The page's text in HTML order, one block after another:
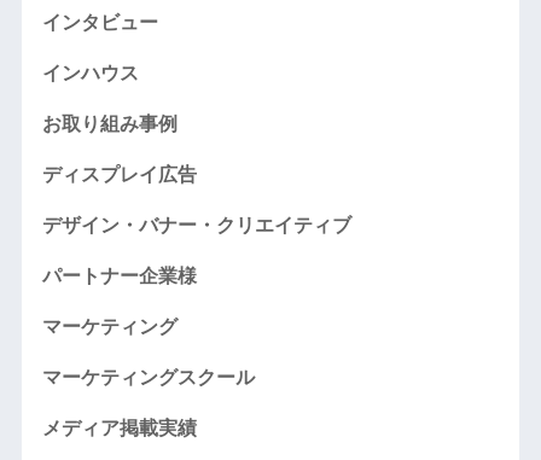
インタビュー
インハウス
お取り組み事例
ディスプレイ広告
デザイン・バナー・クリエイティブ
パートナー企業様
マーケティング
マーケティングスクール
メディア掲載実績